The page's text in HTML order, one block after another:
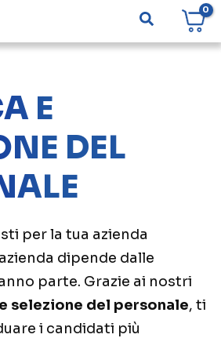
Cerca
E
DEL
per la tua azienda
dipende dalle
parte. Grazie ai nostri
selezione del personale, ti
i candidati più